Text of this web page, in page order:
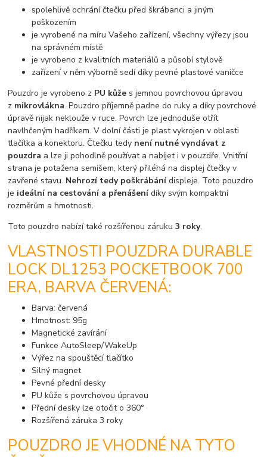
spolehlivě ochrání čtečku před škrábanci a jiným
poškozením
je vyrobené na míru Vašeho zařízení, všechny výřezy jsou
na správném místě
je vyrobeno z kvalitních materiálů a působí stylově
zařízení v něm výborně sedí díky pevné plastové vaničce
Pouzdro je vyrobeno z PU kůže s jemnou povrchovou úpravou
z mikrovlákna. Pouzdro příjemně padne do ruky a díky povrchové
úpravě nijak neklouže v ruce. Povrch lze jednoduše otřít
navlhčeným hadříkem. V dolní části je plast vykrojen v oblasti
tlačítka a konektoru. Čtečku tedy není nutné vyndávat z
pouzdra a lze ji pohodlně používat a nabíjet i v pouzdře. Vnitřní
strana je potažena semišem, který přiléhá na displej čtečky v
zavřené stavu. Nehrozí tedy poškrábánídispleje. Toto pouzdro
je ideální na cestování a přenášenídíky svým kompaktní
rozměrům a hmotnosti.
Toto pouzdro nabízí také rozšířenou záruku3 roky.
VLASTNOSTI POUZDRA DURABLE
LOCK DL1253 POCKETBOOK 700
ERA, BARVA ČERVENÁ:
Barva: červená
Hmotnost: 95g
Magnetické zavírání
Funkce AutoSleep/WakeUp
Výřez na spouštěcí tlačítko
Silný magnet
Pevné přední desky
PU kůže s povrchovou úpravou
Přední desky lze otočit o 360°
Rozšířená záruka 3 roky
POUZDRO JE VHODNÉ NA TYTO